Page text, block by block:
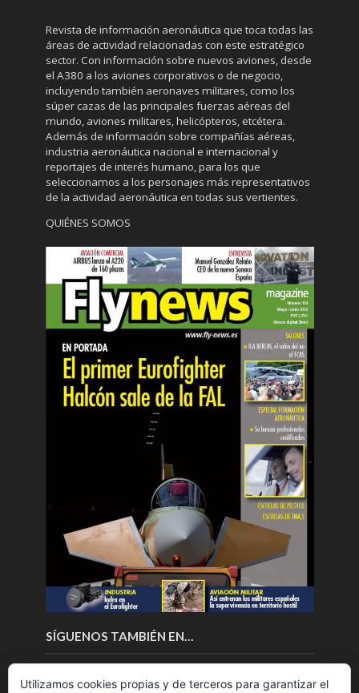
Revista de información aeronáutica que toca todas las
áreas de actividad relacionadas con este estratégico
sector. Con información sobre nuevos aviones, desde
el A380 a los aviones corporativos o de negocio,
incluyendo también aeronaves militares, como los
súper cazas de las principales fuerzas aéreas del
mundo, aviones militares, helicópteros, etcétera.
Además de información sobre compañías aéreas,
industria aeronáutica nacional e internacional y
reportajes de interés humano, para los que
seleccionamos a los personajes más representativos
de la actividad aeronáutica en todas sus vertientes.
QUIÉNES SOMOS
SÍGUENOS TAMBIÉN EN…
Utilizamos cookies propias y de terceros para garantizar el